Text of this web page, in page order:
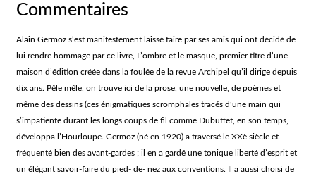
Commentaires
Alain Germoz s’est manifestement laissé faire par ses amis qui ont décidé de
lui rendre hommage par ce livre, L’ombre et le masque, premier titre d’une
maison d’édition créée dans la foulée de la revue Archipel qu’il dirige depuis
dix ans. Pêle mêle, on trouve ici de la prose, une nouvelle, de poèmes et
même des dessins (ces énigmatiques scromphales tracés d’une main qui
s’impatiente durant les longs coups de fil comme Dubuffet, en son temps,
développa l’Hourloupe. Germoz (né en 1920) a traversé le XXè siècle et
fréquenté bien des avant-gardes ; il en a gardé une tonique liberté d’esprit et
un élégant savoir-faire du pied- de- nez aux conventions. Il a aussi choisi de